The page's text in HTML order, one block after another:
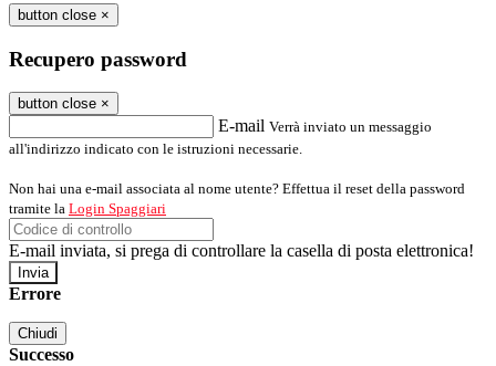
button close ×
Recupero password
button close ×
E-mail Verrà inviato un messaggio
all'indirizzo indicato con le istruzioni necessarie.
Non hai una e-mail associata al nome utente? Effettua il reset della password
tramite la Login Spaggiari
E-mail inviata, si prega di controllare la casella di posta elettronica!
Errore
Chiudi
Successo